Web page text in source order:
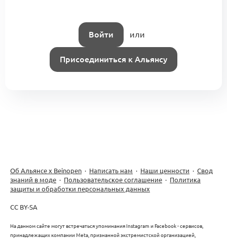
Войти или
Присоединиться к Альянсу
Об Альянсе х Beinopen · Написать нам · Наши ценности · Свод
знаний в моде · Пользовательское соглашение · Политика
защиты и обработки персональных данных
CC BY-SA
На данном сайте могут встречаться упоминания Instagram и Facebook - сервисов,
принадлежащих компании Meta, признанной экстремистской организацией,